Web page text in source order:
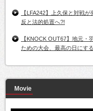
【LFA242】上久保と対戦
反と法的処置へ?!
【KNOCK OUT67】地元
ための大会、最高の日にする
Movie